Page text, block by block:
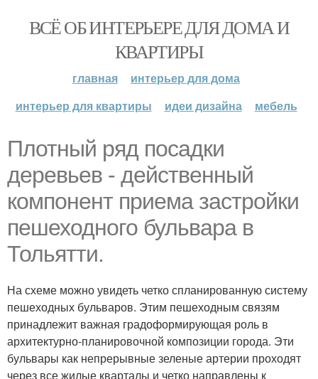
ВСЁ ОБ ИНТЕРЬЕРЕ ДЛЯ ДОМА И
КВАРТИРЫ
главная
интерьер для дома
интерьер для квартиры
идеи дизайна мебель
Плотный ряд посадки
деревьев - действенный
компонент приема застройки
пешеходного бульвара в
Тольятти.
На схеме можно увидеть четко спланированную систему
пешеходных бульваров. Этим пешеходным связям
принадлежит важная градоформирующая роль в
архитектурно-планировочной композиции города. Эти
бульвары как непрерывные зеленые артерии проходят
через все жилые кварталы и четко направлены к